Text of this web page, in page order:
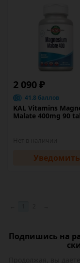
2 090 ₽
41.8 баллов
KAL Vitamins
Malate 400mg 90
Уведомить
Подпишись на